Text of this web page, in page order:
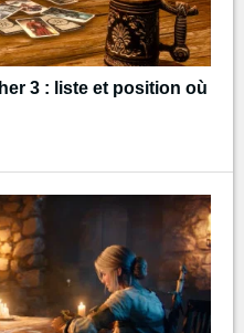
3 : liste et position où